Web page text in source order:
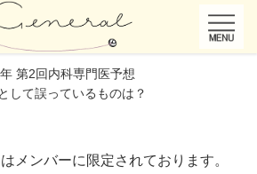
第2回内科専門医予想
して誤っているものは？
メンバーに限定されております。